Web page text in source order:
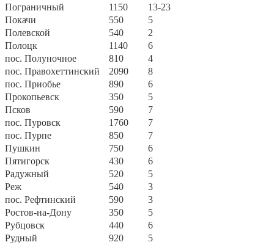
Пограничный
1150
13-23
Покачи
550
5
Полевской
540
2
Полоцк
1140
6
пос. Полуночное
810
4
пос. Правохеттинский
2090
8
пос. Приобье
890
6
Прокопьевск
350
5
Псков
590
7
пос. Пуровск
1760
7
пос. Пурпе
850
7
Пушкин
750
6
Пятигорск
430
6
Радужный
520
5
Реж
540
3
пос. Рефтинский
590
3
Ростов-на-Дону
350
5
Рубцовск
440
6
Рудный
920
5